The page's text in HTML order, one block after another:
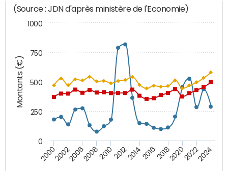
Montants (€)
(Source : JDN d'après ministère de l'Economie)
200020022006200820102012201420162018202020222024
0
250
500
750
1000